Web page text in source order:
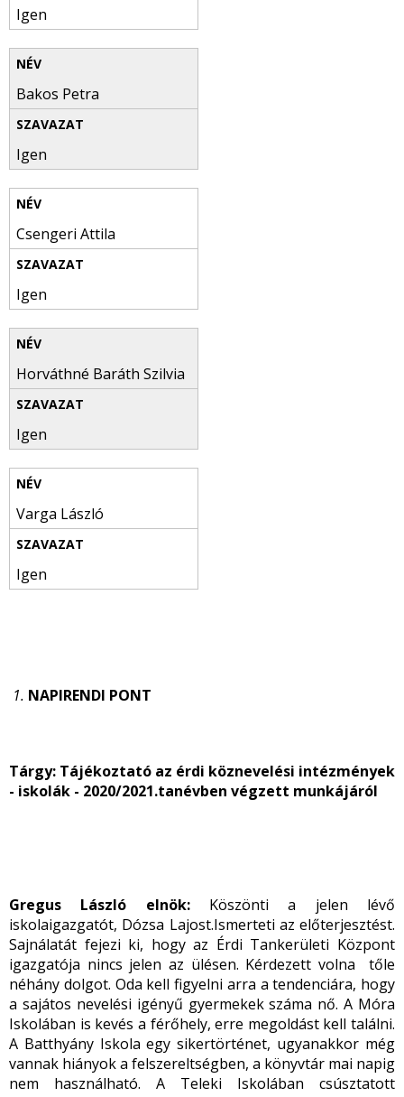
Igen
Bakos Petra
Igen
Csengeri Attila
Igen
Horváthné Baráth Szilvia
Igen
Varga László
Igen
1. NAPIRENDI PONT
Tárgy: Tájékoztató az érdi köznevelési intézmények
- iskolák - 2020/2021.tanévben végzett munkájáról
Gregus László elnök: Köszönti a jelen lévő
iskolaigazgatót, Dózsa Lajost.Ismerteti az előterjesztést.
Sajnálatát fejezi ki, hogy az Érdi Tankerületi Központ
igazgatója nincs jelen az ülésen. Kérdezett volna tőle
néhány dolgot. Oda kell figyelni arra a tendenciára, hogy
a sajátos nevelési igényű gyermekek száma nő. A Móra
Iskolában is kevés a férőhely, erre megoldást kell találni.
A Batthyány Iskola egy sikertörténet, ugyanakkor még
vannak hiányok a felszereltségben, a könyvtár mai napig
nem használható. A Teleki Iskolában csúsztatott